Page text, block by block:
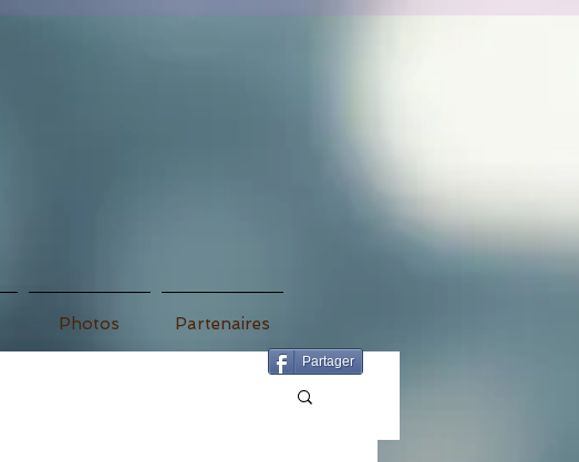
Photos Partenaires
Partager